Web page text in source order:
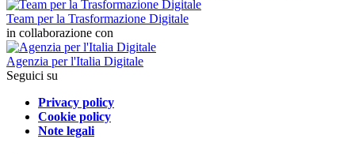
Team per la Trasformazione Digitale
in collaborazione con
Agenzia per l'Italia Digitale
Seguici su
Privacy policy
Cookie policy
Note legali